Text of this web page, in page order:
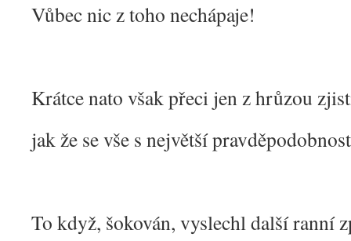
Vůbec nic z toho nechápaje!
Krátce nato však přeci jen z hrůzou
jak že se vše s největší
To když, šokován, vyslechl další ranní